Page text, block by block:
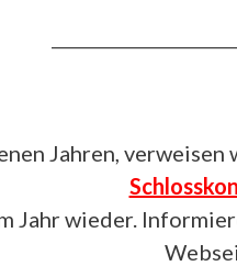
Jahren,
Jahr wieder.